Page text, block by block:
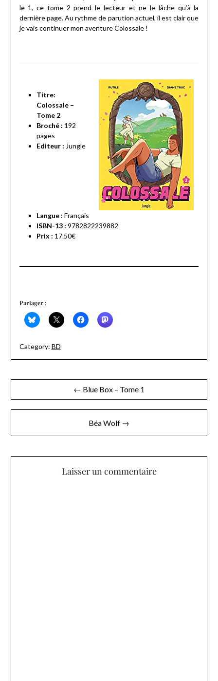
le 1, ce tome 2 prend le lecteur et ne le lâche qu’à la
dernière page. Au rythme de parution actuel, il est clair que
je vais continuer mon aventure Colossale !
Titre:
Colossale –
Tome 2
Broché : 192
pages
Editeur : Jungle
Langue : Français
ISBN-13 : 9782822239882
Prix : 17.50€
Partager :
Category: BD
Navigation
de
← Blue Box – Tome 1
Béa Wolf →
Laisser un commentaire